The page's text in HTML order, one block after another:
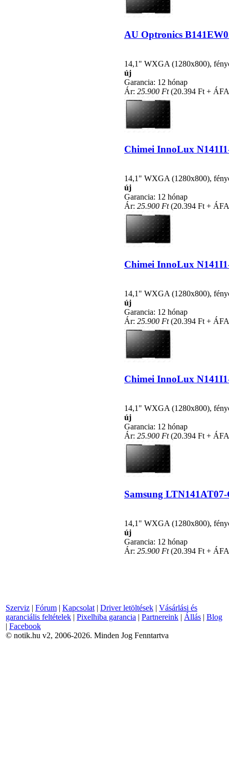
AU Optronics
14,1" WXGA (1280x800),
új
Garancia: 12 hónap
Ár: 25.900 Ft(20.394 Ft +
Chimei InnoLux
14,1" WXGA (1280x800),
új
Garancia: 12 hónap
Ár: 25.900 Ft(20.394 Ft +
Chimei InnoLux
14,1" WXGA (1280x800),
új
Garancia: 12 hónap
Ár: 25.900 Ft(20.394 Ft +
Chimei InnoLux
14,1" WXGA (1280x800),
új
Garancia: 12 hónap
Ár: 25.900 Ft(20.394 Ft +
Samsung
14,1" WXGA (1280x800),
új
Garancia: 12 hónap
Ár: 25.900 Ft(20.394 Ft +
Szerviz | Fórum | Kapcsolat | Driver letöltések | Vásárlási és
garanciális feltételek | Pixelhiba garancia | Partnereink | Állás | Blog
| Facebook
© notik.hu v2, 2006-2026. Minden Jog Fenntartva